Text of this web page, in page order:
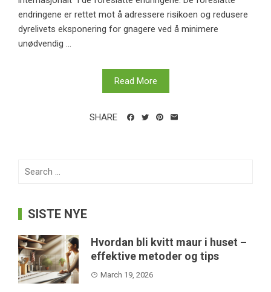
endringene er rettet mot å adressere risikoen og redusere
dyrelivets eksponering for gnagere ved å minimere
unødvendig ...
Read More
SHARE
Search
SISTE NYE
Hvordan bli kvitt maur i huset –
effektive metoder og tips
March 19, 2026